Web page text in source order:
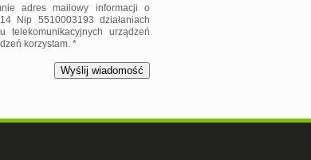
adres mailowy informacji o
Nip 5510003193 działaniach
urządzeń
korzystam. *